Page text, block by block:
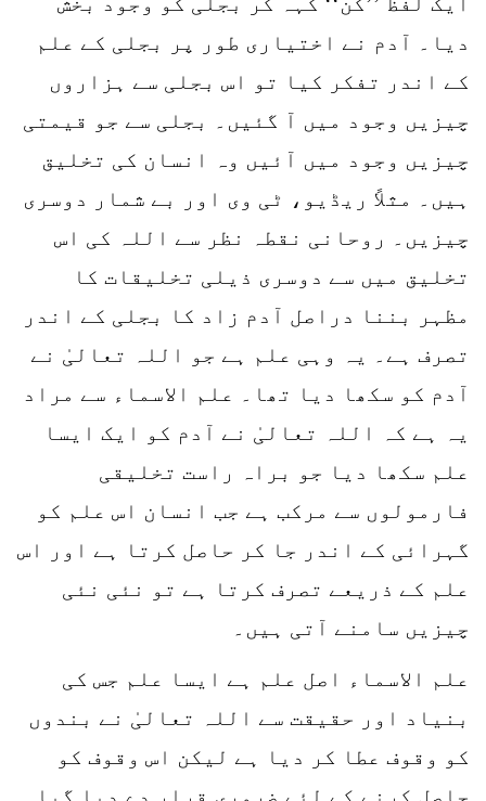
دیا۔ آدم نے اختیاری طور پر بجلی کے علم
کے اندر تفکر کیا تو اس بجلی سے ہزاروں
چیزیں وجود میں آ گئیں۔ بجلی سے جو قیمتی
چیزیں وجود میں آئیں وہ انسان کی تخلیق
ہیں۔ مثلاً ریڈیو، ٹی وی اور بے شمار دوسری
چیزیں۔ روحانی نقطہ نظر سے اللہ کی اس
تخلیق میں سے دوسری ذیلی تخلیقات کا
مظہر بننا دراصل آدم زاد کا بجلی کے اندر
تصرف ہے۔ یہ وہی علم ہے جو اللہ تعالیٰ نے
آدم کو سکھا دیا تھا۔ علم الاسماء سے مراد
یہ ہے کہ اللہ تعالیٰ نے آدم کو ایک ایسا
علم سکھا دیا جو براہ راست تخلیقی
فارمولوں سے مرکب ہے جب انسان اس علم کو
گہرائی کے اندر جا کر حاصل کرتا ہے اور اس
علم کے ذریعے تصرف کرتا ہے تو نئی نئی
چیزیں سامنے آتی ہیں۔
علم الاسماء اصل علم ہے ایسا علم جس کی
بنیاد اور حقیقت سے اللہ تعالیٰ نے بندوں
کو وقوف عطا کر دیا ہے لیکن اس وقوف کو
حاصل کرنے کے لئے ضروری قرار دے دیا گیا